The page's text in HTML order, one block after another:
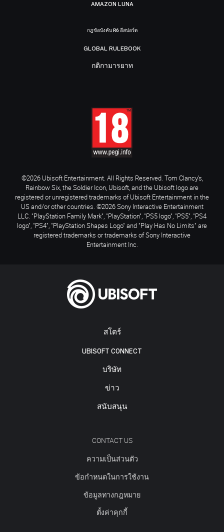
สโตร์
UBISOFT CONNECT
บริษัท
ข่าว
สนับสนุน
CONTACT US
ความเป็นส่วนตัว
ข้อกำหนดในการใช้งาน
ข้อมูลทางกฎหมาย
ตั้งค่าคุกกี้
AMAZON LUNA
กฎข้อบังคับ R6 อีสปอร์ต
GLOBAL RULEBOOK
กติกามารยาท
©2026 Ubisoft Entertainment. All Rights Reserved. Tom Clancy’s,
Rainbow Six, the Soldier Icon, Ubisoft, and the Ubisoft logo are
registered or unregistered trademarks of Ubisoft Entertainment in the
US and/or other countries. ©2026 Sony Interactive Entertainment
LLC. "PlayStation Family Mark", "PlayStation", "PS5 logo", "PS5", "PS4
logo", "PS4", "PlayStation Shapes Logo" and "Play Has No Limits" are
registered trademarks or trademarks of Sony Interactive
Entertainment Inc.